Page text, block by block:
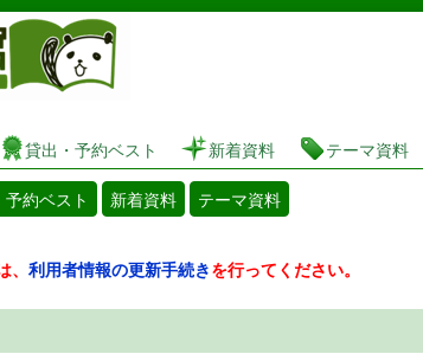
図書館 蔵書検索・予約システム
貸出・予約ベスト 新着資料 テーマ資料
予約ベスト 新着資料 テーマ資料
利用者情報の更新手続きを行ってください。